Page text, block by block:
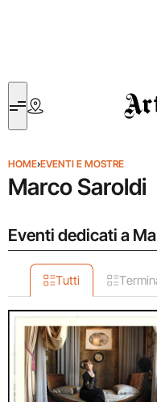
HOME›EVENTI E MOSTRE
Marco Saroldi
Eventi dedicati a
Tutti